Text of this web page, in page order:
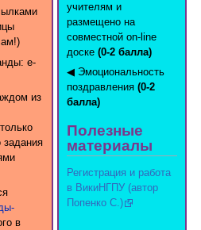
e-
из
задания
в
учителям и
размещено на
совместной on-line
доске (0-2 балла)
◀ Эмоциональность
поздравления (0-2
балла)
Полезные
материалы
Регистрация и работа
в ВикиНГПУ (автор
Попенко С.)